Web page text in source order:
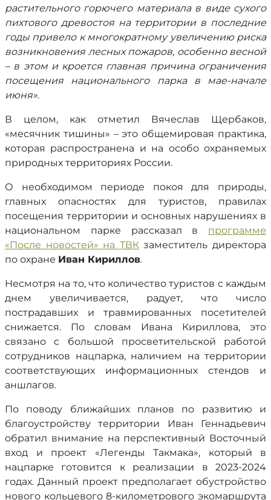
растительного горючего материала в виде сухого
пихтового древостоя на территории в последние
годы привело к многократному увеличению риска
возникновения лесных пожаров, особенно весной
– в этом и кроется главная причина ограничения
посещения национального парка в мае-начале
июня».
В целом, как отметил Вячеслав Щербаков,
«месячник тишины» – это общемировая практика,
которая распространена и на особо охраняемых
природных территориях России.
О необходимом периоде покоя для природы,
главных опасностях для туристов, правилах
посещения территории и основных нарушениях в
национальном парке рассказал в программе
«После новостей» на ТВКзаместитель директора
по охране Иван Кириллов.
Несмотря на то, что количество туристов с каждым
днем увеличивается, радует, что число
пострадавших и травмированных посетителей
снижается. По словам Ивана Кириллова, это
связано с большой просветительской работой
сотрудников нацпарка, наличием на территории
соответствующих информационных стендов и
аншлагов.
По поводу ближайших планов по развитию и
благоустройству территории Иван Геннадьевич
обратил внимание на перспективный Восточный
вход и проект «Легенды Такмака», который в
нацпарке готовится к реализации в 2023-2024
годах. Данный проект предполагает обустройство
нового кольцевого 8-километрового экомаршрута